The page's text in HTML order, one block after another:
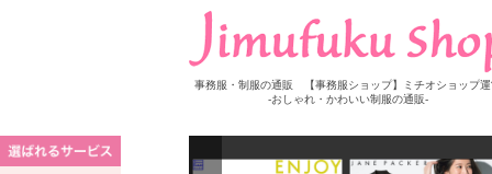
事務服・制服の通販 【事務服ショップ】ミチオショップ
-おしゃれ・かわいい制服の通販-